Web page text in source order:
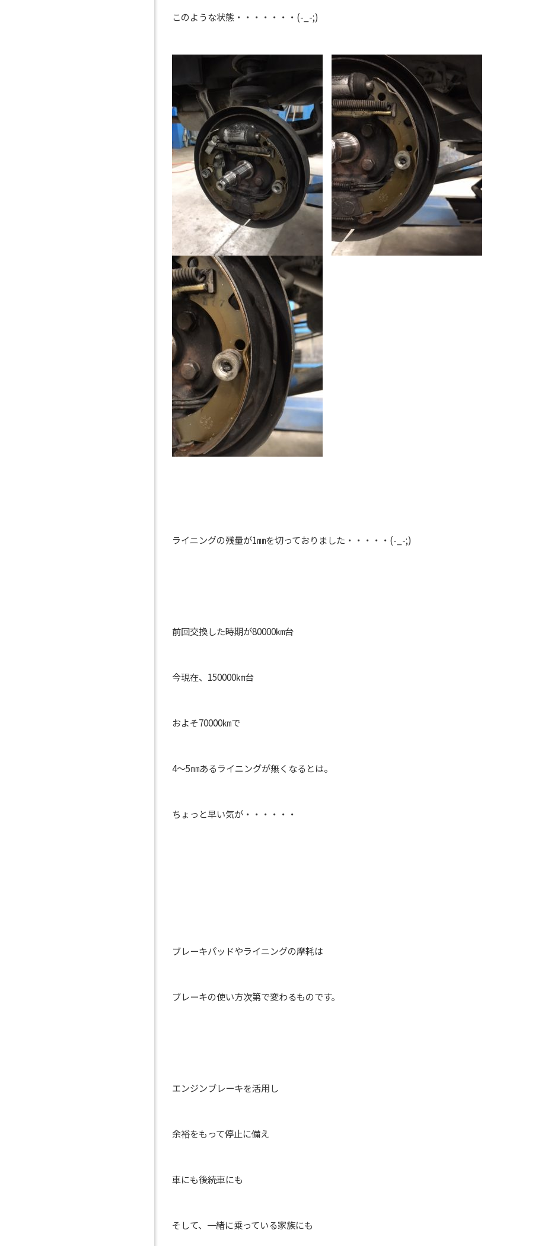
このような状態・・・・・・・(-_-;)
ライニングの残量が1㎜を切っておりました・・・・・(-_-;)
前回交換した時期が80000㎞台
今現在、150000㎞台
およそ70000㎞で
4～5㎜あるライニングが無くなるとは。
ちょっと早い気が・・・・・・
ブレーキパッドやライニングの摩耗は
ブレーキの使い方次第で変わるものです。
エンジンブレーキを活用し
余裕をもって停止に備え
車にも後続車にも
そして、一緒に乗っている家族にも